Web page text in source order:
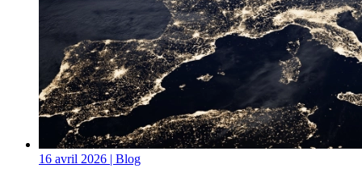
16 avril 2026 | Blog